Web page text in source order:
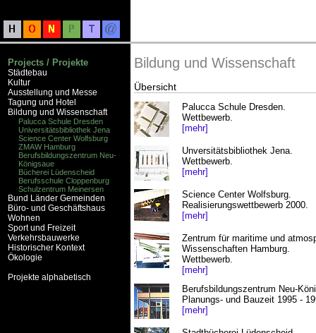
Projects / Projekte
Städtebau
Kultur
Ausstellung und Messe
Tagung und Hotel
Bildung und Wissenschaft
Palucca Schule Dresden
Universitätsbibliothek Jena
Science Center Wolfsburg
ZMAW Hamburg
Berufsbildungszentrum Neu-
Königsaue
Bücherei Lüdenscheid
Berufsschule Cloppenburg
Schulzentrum Meinersen
Bund Länder Gemeinden
Büro- und Geschäftshaus
Wohnen
Sport und Freizeit
Verkehrsbauwerke
Historischer Kontext
Ökologie
Projekte alphabetisch
Bildung und Wissenschaft
Übersicht
Palucca Schule Dresden.
Wettbewerb.
[mehr]
Unversitätsbibliothek Jena.
Wettbewerb.
[mehr]
Science Center Wolfsburg.
Realisierungswettbewerb 2000.
[mehr]
Zentrum für maritime und
Wissenschaften Hamburg.
Wettbewerb.
[mehr]
Berufsbildungszentrum Neu-
Planungs- und Bauzeit 1995 -
[mehr]